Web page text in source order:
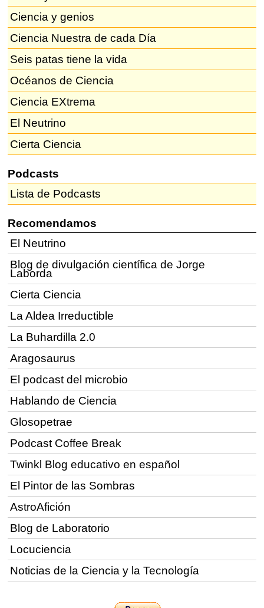
Ciencia y genios
Ciencia Nuestra de cada Día
Seis patas tiene la vida
Océanos de Ciencia
Ciencia EXtrema
El Neutrino
Cierta Ciencia
Podcasts
Lista de Podcasts
Recomendamos
El Neutrino
Blog de divulgación científica de Jorge
Laborda
Cierta Ciencia
La Aldea Irreductible
La Buhardilla 2.0
Aragosaurus
El podcast del microbio
Hablando de Ciencia
Glosopetrae
Podcast Coffee Break
Twinkl Blog educativo en español
El Pintor de las Sombras
AstroAfición
Blog de Laboratorio
Locuciencia
Noticias de la Ciencia y la Tecnología